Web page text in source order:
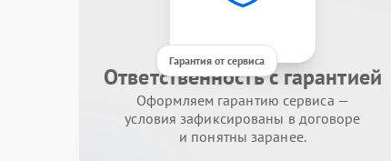
Гарантия от сервиса
Ответственность с гарантией
Оформляем гарантию сервиса —
условия зафиксированы в договоре
и понятны заранее.